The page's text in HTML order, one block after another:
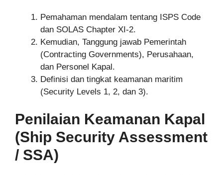
Pemahaman mendalam tentang ISPS Code
dan SOLAS Chapter XI-2.
Kemudian, Tanggung jawab Pemerintah
(Contracting Governments), Perusahaan,
dan Personel Kapal.
Definisi dan tingkat keamanan maritim
(Security Levels 1, 2, dan 3).
Penilaian Keamanan Kapal
(Ship Security Assessment
/ SSA)